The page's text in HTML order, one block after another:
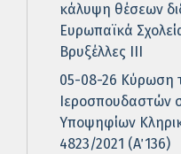
κάλυψη θέσεων
Ευρωπαϊκά
Βρυξέλλες ΙΙΙ
05-08-26 Κύρωση
Ιεροσπουδαστών
Υποψηφίων
4823/2021 (Α΄ 136)